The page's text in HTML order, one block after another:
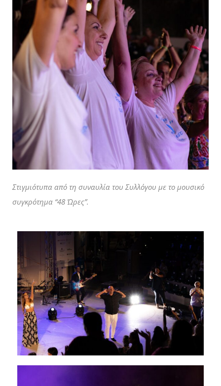
Στιγμιότυπα από τη συναυλία του Συλλόγου με το μουσικό
συγκρότημα “48 Ώρες”.